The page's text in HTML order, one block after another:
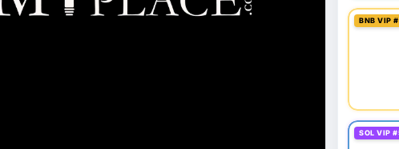
BNB VIP
SOL VIP